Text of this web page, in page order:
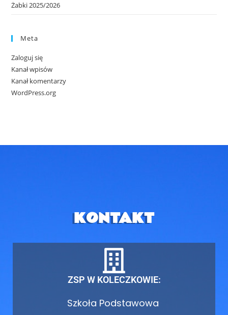
Żabki 2025/2026
Meta
Zaloguj się
Kanał wpisów
Kanał komentarzy
WordPress.org
KONTAKT
ZSP W KOLECZKOWIE:
Szkoła Podstawowa